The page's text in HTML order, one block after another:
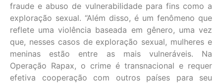
fraude e abuso de vulnerabilidade para fins como a
exploração sexual. “Além disso, é um fenômeno que
reflete uma violência baseada em gênero, uma vez
que, nesses casos de exploração sexual, mulheres e
meninas estão entre as mais vulneráveis. Na
Operação Rapax, o crime é transnacional e requer
efetiva cooperação com outros países para seu